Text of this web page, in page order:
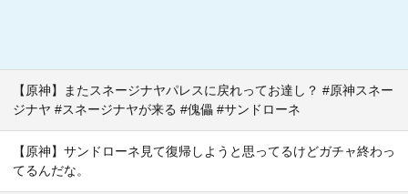
【原神】またスネージナヤパレスに戻れってお達し？ #原神スネー
ジナヤ #スネージナヤが来る #傀儡 #サンドローネ
【原神】サンドローネ見て復帰しようと思ってるけどガチャ終わっ
てるんだな。